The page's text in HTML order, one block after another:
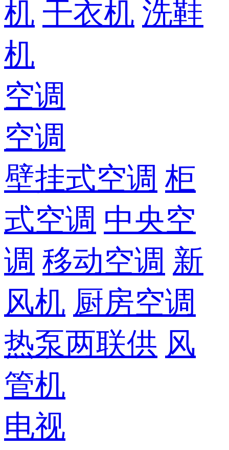
机 干衣机 洗鞋
机
空调
空调
壁挂式空调 柜
式空调 中央空
调 移动空调 新
风机 厨房空调
热泵两联供 风
管机
电视